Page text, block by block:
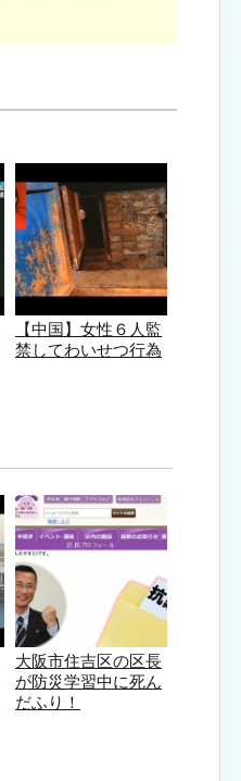
【中国】女性６人監
禁してわいせつ行為
大阪市住吉区の区長
が防災学習中に死ん
だふり！